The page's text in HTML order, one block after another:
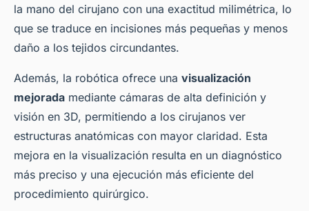
la mano del cirujano con una exactitud milimétrica, lo
que se traduce en incisiones más pequeñas y menos
daño a los tejidos circundantes.
Además, la robótica ofrece una visualización
mejorada mediante cámaras de alta definición y
visión en 3D, permitiendo a los cirujanos ver
estructuras anatómicas con mayor claridad. Esta
mejora en la visualización resulta en un diagnóstico
más preciso y una ejecución más eficiente del
procedimiento quirúrgico.